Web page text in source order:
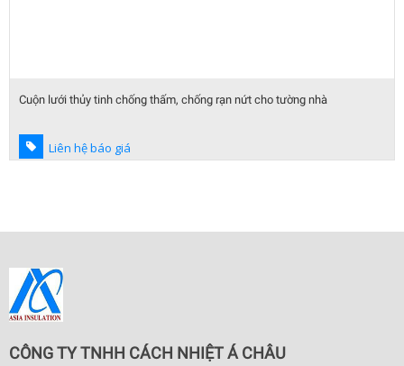
Cuộn lưới thủy tinh chống thấm, chống rạn nứt cho tường nhà
Liên hệ báo giá
CÔNG TY TNHH CÁCH NHIỆT Á CHÂU